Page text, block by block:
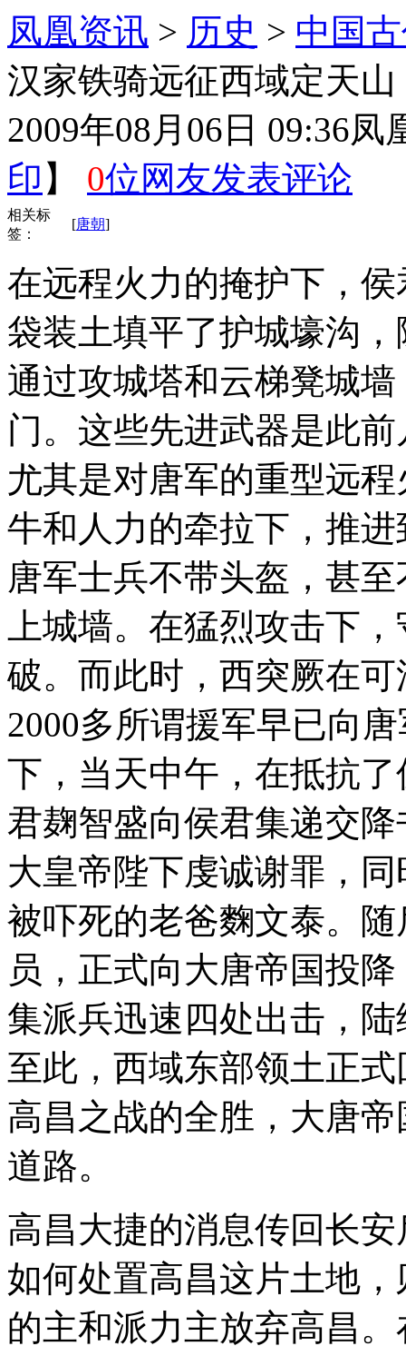
凤凰资讯 > 历史 > 中国
汉家铁骑远征西域定天
2009年08月06日 09:36凤
印 】 0位网友发表评论
相关标
签：
[唐朝]
在远程火力的掩护下，
袋装土填平了护城壕沟
通过攻城塔和云梯凳城
门。这些先进武器是此
尤其是对唐军的重型远
牛和人力的牵拉下，推
唐军士兵不带头盔，甚
上城墙。在猛烈攻击下
破。而此时，西突厥在
2000多所谓援军早已向
下，当天中午，在抵抗
君麹智盛向侯君集递交
大皇帝陛下虔诚谢罪，
被吓死的老爸麴文泰。
员，正式向大唐帝国投
集派兵迅速四处出击，
至此，西域东部领土正
高昌之战的全胜，大唐
道路。
高昌大捷的消息传回长
如何处置高昌这片土地
的主和派力主放弃高昌